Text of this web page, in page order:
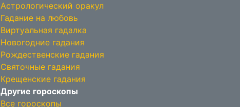
Астрологический оракул
Гадание на любовь
Виртуальная гадалка
Новогодние гадания
Рождественские гадания
Святочные гадания
Крещенские гадания
Другие гороскопы
Все гороскопы